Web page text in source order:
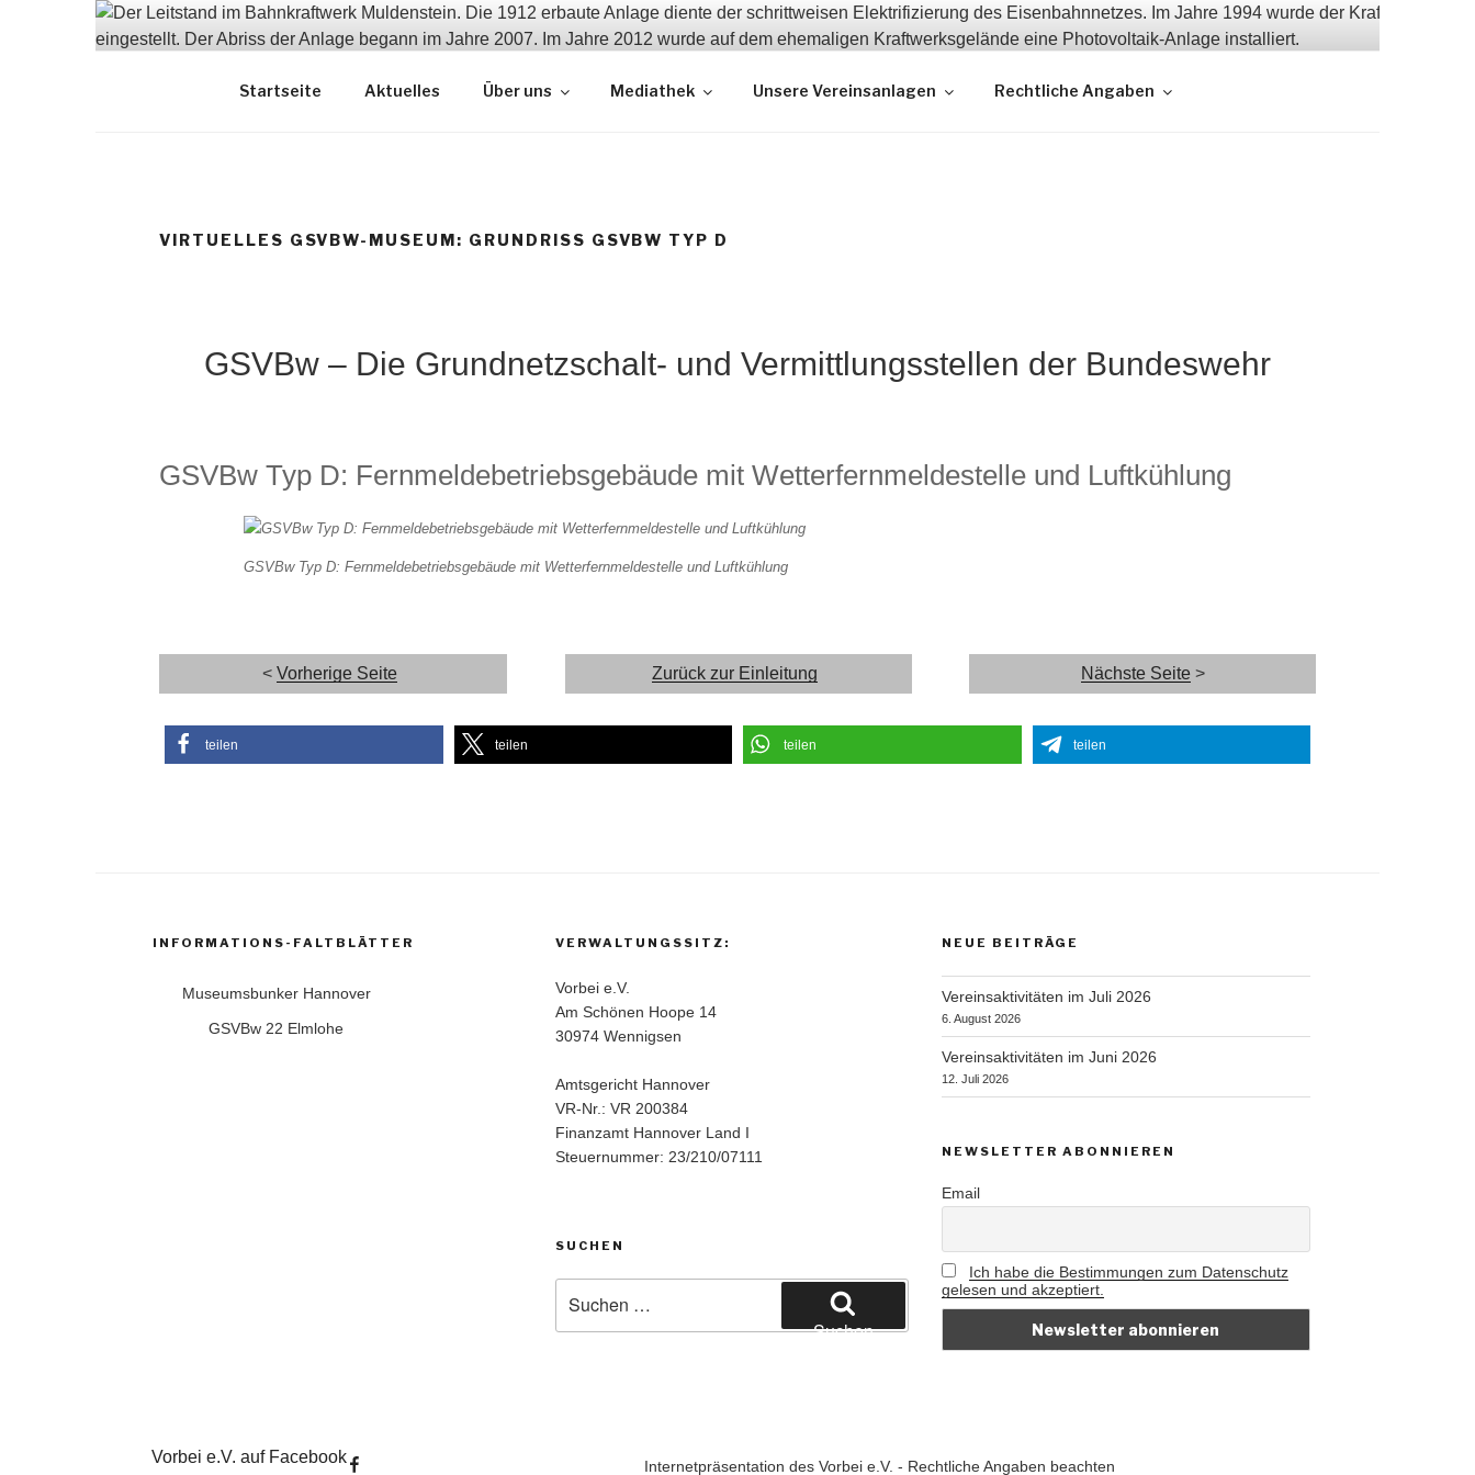
Zum
Inhalt
Startseite
Aktuelles Über uns Mediathek Unsere Vereinsanlagen Rechtliche Angaben
VIRTUELLES GSVBW-MUSEUM: GRUNDRISS GSVBW TYP D
GSVBw – Die Grundnetzschalt- und Vermittlungsstellen der Bundeswehr
GSVBw Typ D: Fernmeldebetriebsgebäude mit Wetterfernmeldestelle und Luftkühlung
GSVBw Typ D: Fernmeldebetriebsgebäude mit Wetterfernmeldestelle und Luftkühlung
< Vorherige Seite Zurück zur Einleitung Nächste Seite>
teilen teilen teilen teilen
INFORMATIONS-FALTBLÄTTER
Museumsbunker Hannover
GSVBw 22 Elmlohe
VERWALTUNGSSITZ:
Vorbei e.V.
Am Schönen Hoope 14
30974 Wennigsen
Amtsgericht Hannover
VR-Nr.: VR 200384
Finanzamt Hannover Land I
Steuernummer: 23/210/07111
SUCHEN
nach:
Suchen
NEUE BEITRÄGE
Vereinsaktivitäten im Juli 2026
6. August 2026
Vereinsaktivitäten im Juni 2026
12. Juli 2026
NEWSLETTER ABONNIEREN
Email
Ich habe die Bestimmungen zum Datenschutz
gelesen und akzeptiert.
Vorbei e.V. auf Facebook Internetpräsentation des Vorbei e.V. - Rechtliche Angaben beachten